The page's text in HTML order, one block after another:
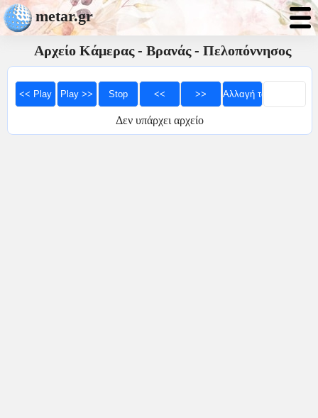
metar.gr
Αρχείο Κάμερας - Βρανάς - Πελοπόννησος
Δεν υπάρχει αρχείο